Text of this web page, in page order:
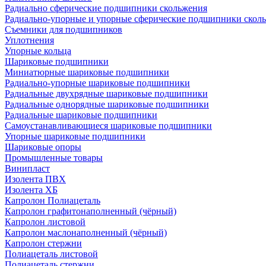
Радиально сферические подшипники скольжения
Радиально-упорные и упорные сферические подшипники
Съемники для подшипников
Уплотнения
Упорные кольца
Шариковые подшипники
Миниатюрные шариковые подшипники
Радиально-упорные шариковые подшипники
Радиальные двухрядные шариковые подшипники
Радиальные однорядные шариковые подшипники
Радиальные шариковые подшипники
Самоустанавливающиеся шариковые подшипники
Упорные шариковые подшипники
Шариковые опоры
Промышленные товары
Винипласт
Изолента ПВХ
Изолента ХБ
Капролон Полиацеталь
Капролон графитонаполненный (чёрный)
Капролон листовой
Капролон маслонаполненный (чёрный)
Капролон стержни
Полиацеталь листовой